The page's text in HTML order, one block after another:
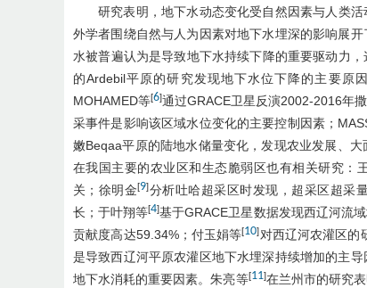
研究表明，地下水动态变化受自然因素与人类
外学者围绕自然与人为因素对地下水埋深的影响展
水被普遍认为是导致地下水持续下降的重要驱动力
的Ardebil平原的研究发现地下水位下降的主要原
MOHAMED等[6]通过GRACE卫星反演2002-2016年
采事件是影响该区域水位变化的主要控制因素；
嫩Beqaa平原的陆地水储量变化，发现农业发展、
在我国主要的农业区和生态脆弱区也有相关研究：
关；徐明金[9]分析吐哈超采区时发现，超采区超采
长；于叶翔等[4]基于GRACE卫星数据发现西辽河流
贡献度高达59.34%；付玉娟等[10]对西辽河农灌区的
是导致西辽河平原农灌区地下水埋深持续增加的主
地下水消耗的重要因素。朱亮等[11]在兰州市的研究